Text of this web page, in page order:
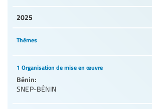
2025
Thèmes
1 Organisation de mise en œuvre
Bénin:
SNEP-BÉNIN